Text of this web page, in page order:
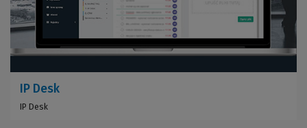
IP Desk
IP Desk